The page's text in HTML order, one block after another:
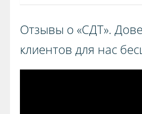
Отзывы о «СДТ».
клиентов для нас